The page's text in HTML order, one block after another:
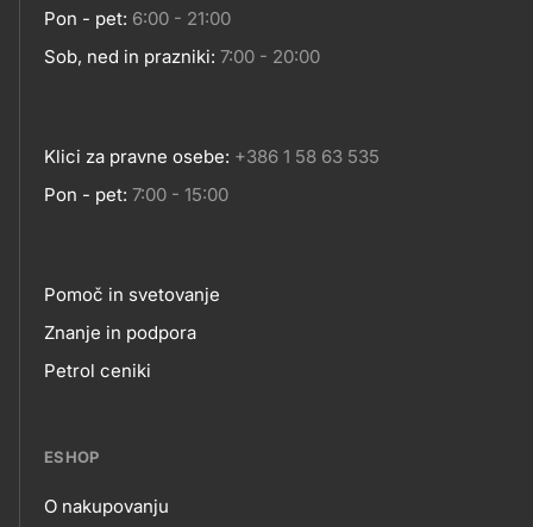
Pon - pet: 6:00 - 21:00
Sob, ned in prazniki: 7:00 - 20:00
Klici za pravne osebe: +386 1 58 63 535
Pon - pet: 7:00 - 15:00
Footer
links
Pomoč in svetovanje
Znanje in podpora
Petrol ceniki
ESHOP
O nakupovanju